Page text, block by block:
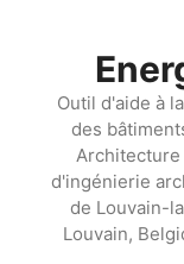
Outil d'aide à
des
Architecture
d'ingénierie
de Louvain-
Louvain,